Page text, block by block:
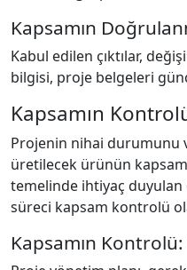
Kapsamın
Kabul edilen çıktılar,
bilgisi, proje belgeleri
Kapsamın
Projenin nihai durumunu
üretilecek ürünün
temelinde ihtiyaç
süreci kapsam kontrolü
Kapsamın